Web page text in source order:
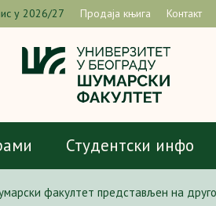
у 2026/27 Продаја књига Контакт
Студентски инфо
факултет представљен на